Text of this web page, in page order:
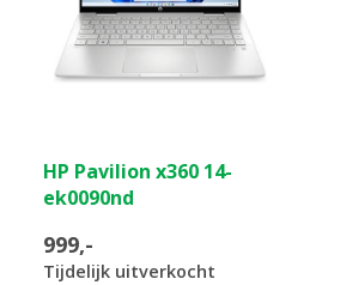
van
de
sterren.
HP Pavilion x360 14-
ek0090nd
999,-
Tijdelijk uitverkocht